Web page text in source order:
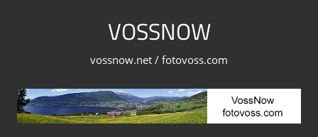
VOSSNOW
vossnow.net / fotovoss.com